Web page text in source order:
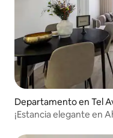
Departamento en Tel
¡Estancia elegante en